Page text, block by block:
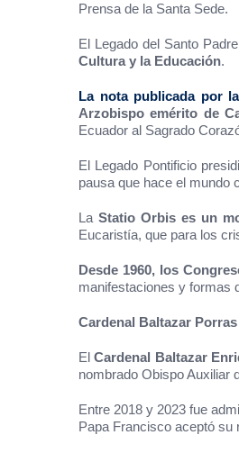
Prensa de la Santa Sede.
El Legado del Santo
Cultura y la Educación.
La nota publicada por la
Arzobispo emérito de
Ecuador al Sagrado
El Legado Pontificio
pausa que hace el mundo
LaStatio Orbis es un
Eucaristía, que para los
Desde 1960, los
manifestaciones y formas
Cardenal Baltazar
ElCardenal Baltazar
nombrado Obispo Auxiliar
Entre 2018 y 2023 fue
Papa Francisco aceptó su